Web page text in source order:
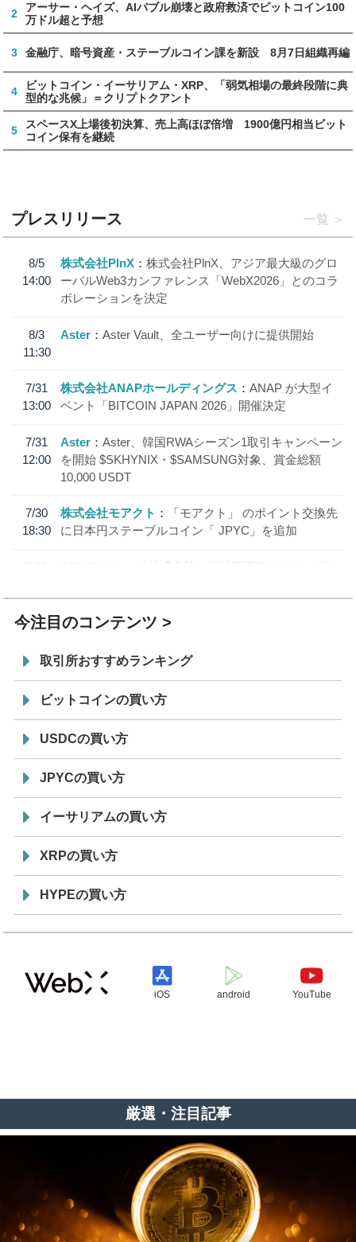
2
アーサー・ヘイズ、AIバブル崩壊と政府救済でビットコイン100
万ドル超と予想
3 金融庁、暗号資産・ステーブルコイン課を新設 8月7日組織再編
4
ビットコイン・イーサリアム・XRP、「弱気相場の最終段階に典
型的な兆候」＝クリプトクアント
5
スペースX上場後初決算、売上高ほぼ倍増 1900億円相当ビット
コイン保有を継続
プレスリリース 一覧
8/5
14:00
株式会社PlnX
株式会社PlnX、アジア最大級のグロ
ーバルWeb3カンファレンス「WebX2026」とのコラ
ボレーションを決定
8/3
11:30
Aster Aster Vault、全ユーザー向けに提供開始
7/31
13:00
株式会社ANAPホールディングス
ANAP が大型イ
ベント「BITCOIN JAPAN 2026」開催決定
7/31
12:00
Aster
Aster、韓国RWAシーズン1取引キャンペーン
を開始 $SKHYNIX・$SAMSUNG対象、賞金総額
10,000 USDT
7/30
18:30
株式会社モアクト
「モアクト」 のポイント交換先
に日本円ステーブルコイン「 JPYC」を追加
7/29
SBI VCトレード株式会社
信託型円建てステーブル
今注目のコンテンツ
取引所おすすめランキング
ビットコインの買い方
USDCの買い方
JPYCの買い方
イーサリアムの買い方
XRPの買い方
HYPEの買い方
iOS android YouTube
厳選・注目記事